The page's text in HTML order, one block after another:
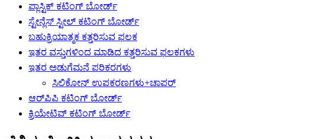
ಪ್ಲಾಸ್ಟಿಕ್ ಕಟಿಂಗ್ ಬೋರ್ಡ್
ಸ್ಟೇನ್ಲೆಸ್ ಸ್ಟೀಲ್ ಕಟಿಂಗ್ ಬೋರ್ಡ್
ಬಹುಕ್ರಿಯಾತ್ಮಕ ಕತ್ತರಿಸುವ ಫಲಕ
ಇತರ ವಸ್ತುಗಳಿಂದ ಮಾಡಿದ ಕತ್ತರಿಸುವ ಫಲಕಗಳು
ಇತರ ಅಡುಗೆಮನೆ ಪರಿಕರಗಳು
ಸಿಲಿಕೋನ್ ಉಪಕರಣಗಳು+ಚಾಪರ್
ಆರ್‌ಪಿಪಿ ಕಟಿಂಗ್ ಬೋರ್ಡ್
ಕ್ರಿಯೇಟಿವ್ ಕಟಿಂಗ್ ಬೋರ್ಡ್